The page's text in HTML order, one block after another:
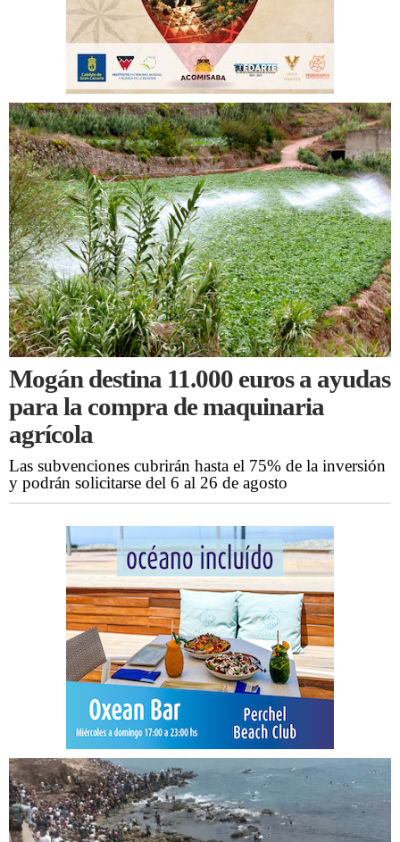
Mogán destina 11.000 euros a ayudas
para la compra de maquinaria
agrícola
Las subvenciones cubrirán hasta el 75% de la inversión
y podrán solicitarse del 6 al 26 de agosto